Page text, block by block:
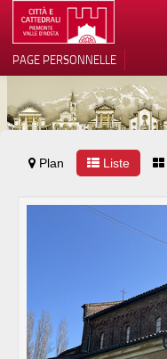
TERRITOIRE
ARCHITECTURE
MUSÉES
CONTACTS
PAGE PERSONNELLE
Plan Liste
Notification lors